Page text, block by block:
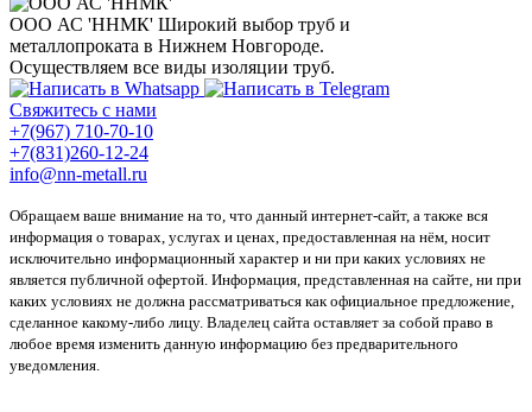
ООО АС 'ННМК' Широкий выбор труб и
металлопроката в Нижнем Новгороде.
Осуществляем все виды изоляции труб.
Свяжитесь с нами
+7(967) 710-70-10
+7(831)260-12-24
info@nn-metall.ru
Обращаем ваше внимание на то, что данный интернет-сайт, а также вся
информация о товарах, услугах и ценах, предоставленная на нём, носит
исключительно информационный характер и ни при каких условиях не
является публичной офертой. Информация, представленная на сайте, ни при
каких условиях не должна рассматриваться как официальное предложение,
сделанное какому-либо лицу. Владелец сайта оставляет за собой право в
любое время изменить данную информацию без предварительного
уведомления.